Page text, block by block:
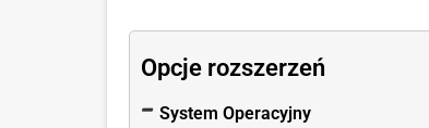
Opcje rozszerzeń
System Operacyjny